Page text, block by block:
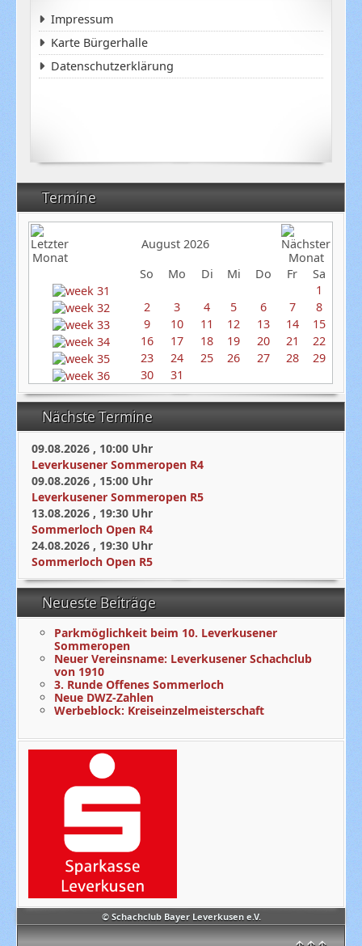
© Schachclub Bayer Leverkusen e.V.
Termine
August 2026
So
Mo Di Mi Do Fr
Sa
1
2
3 4 5 6 7
8
9
10 11 12 13 14
15
16
17 18 19 20 21
22
23
24 25 26 27 28
29
30
31
Nächste Termine
09.08.2026 , 10:00 Uhr
Leverkusener Sommeropen R4
09.08.2026 , 15:00 Uhr
Leverkusener Sommeropen R5
13.08.2026 , 19:30 Uhr
Sommerloch Open R4
24.08.2026 , 19:30 Uhr
Sommerloch Open R5
Neueste Beiträge
Parkmöglichkeit beim 10. Leverkusener
Sommeropen
Neuer Vereinsname: Leverkusener Schachclub
von 1910
3. Runde Offenes Sommerloch
Neue DWZ-Zahlen
Werbeblock: Kreiseinzelmeisterschaft
Impressum
Karte Bürgerhalle
Datenschutzerklärung